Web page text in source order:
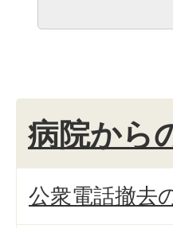
病院から
公衆電話撤去